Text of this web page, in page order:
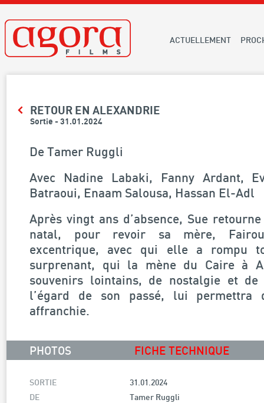
ACTUELLEMENT
RETOUR EN ALEXANDRIE
Sortie - 31.01.2024
De Tamer Ruggli
Avec Nadine Labaki, Fanny Ardant,
Batraoui, Enaam Salousa, Hassan El-Adl
Après vingt ans d’absence, Sue
natal, pour revoir sa mère,
excentrique, avec qui elle a rompu
surprenant, qui la mène du Caire à
souvenirs lointains, de nostalgie et de
l’égard de son passé, lui
affranchie.
PHOTOS FICHE TECHNIQUE
SORTIE
31.01.2024
DE
Tamer Ruggli